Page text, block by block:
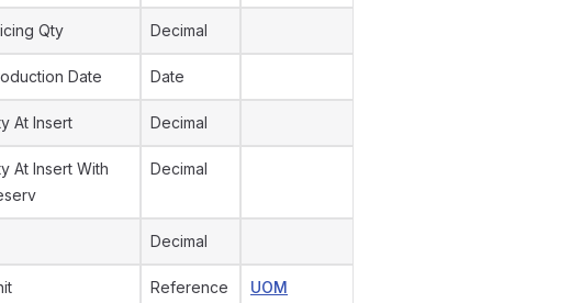
Qty Decimal
Date Date
At Insert Decimal
At Insert With
Decimal
Decimal
Reference UOM